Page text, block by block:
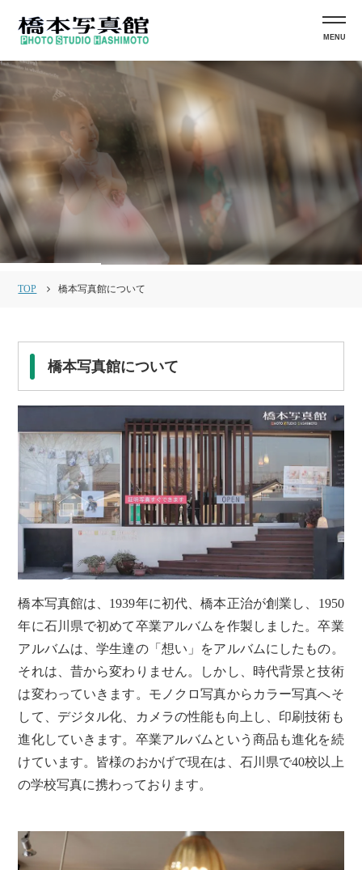
TOP 橋本写真館について
橋本写真館について
橋本写真館は、1939年に初代、橋本正治が創業し、1950
年に石川県で初めて卒業アルバムを作製しました。卒業
アルバムは、学生達の「想い」をアルバムにしたもの。
それは、昔から変わりません。しかし、時代背景と技術
は変わっていきます。モノクロ写真からカラー写真へそ
して、デジタル化、カメラの性能も向上し、印刷技術も
進化していきます。卒業アルバムという商品も進化を続
けています。皆様のおかげで現在は、石川県で40校以上
の学校写真に携わっております。
MENU